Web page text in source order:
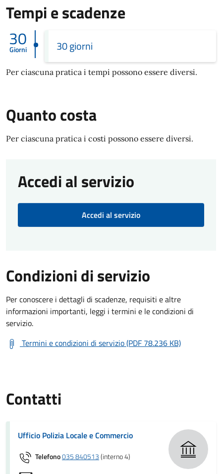
Tempi e scadenze
30
Giorni 30 giorni
Per ciascuna pratica i tempi possono essere diversi.
Quanto costa
Per ciascuna pratica i costi possono essere diversi.
Accedi al servizio
Accedi al servizio
Condizioni di servizio
Per conoscere i dettagli di scadenze, requisiti e altre
informazioni importanti, leggi i termini e le condizioni di
servizio.
Termini e condizioni di servizio (PDF 78.236 KB)
Contatti
Ufficio Polizia Locale e Commercio
Telefono035 840513(interno 4)